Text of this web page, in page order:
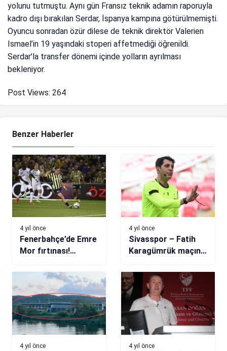
yolunu tutmuştu. Aynı gün Fransız teknik adamın raporuyla
kadro dışı bırakılan Serdar, İspanya kampına götürülmemişti.
Oyuncu sonradan özür dilese de teknik direktör Valerien
Ismael’in 19 yaşındaki stoperi affetmediği öğrenildi.
Serdar’la transfer dönemi içinde yolların ayrılması
bekleniyor.
Post Views: 264
Benzer Haberler
4 yıl önce
Fenerbahçe’de Emre
Mor fırtınası!
4 yıl önce
Sivasspor – Fatih
Karagümrük maçının
Öğretmenoğlu
4 yıl önce 4 yıl önce